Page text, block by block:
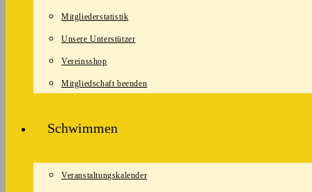
Mitgliederstatistik
Unsere Unterstützer
Vereinsshop
Mitgliedschaft beenden
Schwimmen
Veranstaltungskalender